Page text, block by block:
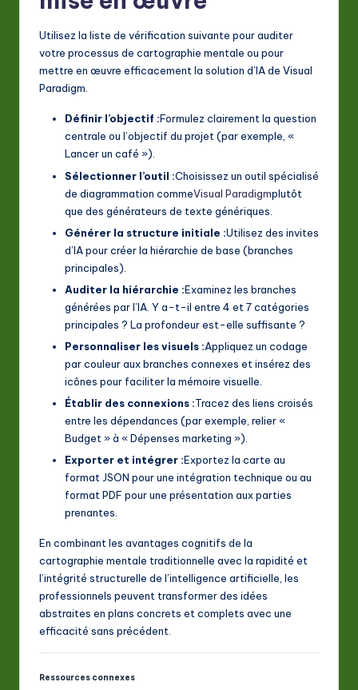
Utilisez la liste de vérification suivante pour auditer
votre processus de cartographie mentale ou pour
mettre en œuvre efficacement la solution d’IA de Visual
Paradigm.
Définir l’objectif :Formulez clairement la question
centrale ou l’objectif du projet (par exemple, «
Lancer un café »).
Sélectionner l’outil :Choisissez un outil spécialisé
de diagrammation commeVisual Paradigmplutôt
que des générateurs de texte génériques.
Générer la structure initiale :Utilisez des invites
d’IA pour créer la hiérarchie de base (branches
principales).
Auditer la hiérarchie :Examinez les branches
générées par l’IA. Y a-t-il entre 4 et 7 catégories
principales ? La profondeur est-elle suffisante ?
Personnaliser les visuels :Appliquez un codage
par couleur aux branches connexes et insérez des
icônes pour faciliter la mémoire visuelle.
Établir des connexions :Tracez des liens croisés
entre les dépendances (par exemple, relier «
Budget » à « Dépenses marketing »).
Exporter et intégrer :Exportez la carte au
format JSON pour une intégration technique ou au
format PDF pour une présentation aux parties
prenantes.
En combinant les avantages cognitifs de la
cartographie mentale traditionnelle avec la rapidité et
l’intégrité structurelle de l’intelligence artificielle, les
professionnels peuvent transformer des idées
abstraites en plans concrets et complets avec une
efficacité sans précédent.
Ressources connexes